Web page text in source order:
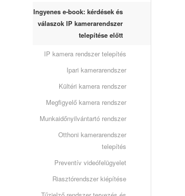
Ingyenes e-book: kérdések és
válaszok IP kamerarendszer
telepítése előtt
IP kamera rendszer telepítés
Ipari kamerarendszer
Kültéri kamera rendszer
Megfigyelő kamera rendszer
Munkaidőnyilvántartó rendszer
Otthoni kamerarendszer
telepítés
Preventív videófelügyelet
Riasztórendszer kiépítése